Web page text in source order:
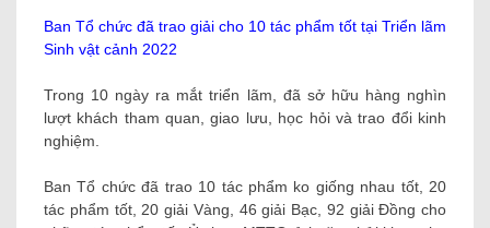
Ban Tổ chức đã trao giải cho 10 tác phẩm tốt tại Triển lãm
Sinh vật cảnh 2022
Trong 10 ngày ra mắt triển lãm, đã sở hữu hàng nghìn
lượt khách tham quan, giao lưu, học hỏi và trao đổi kinh
nghiệm.
Ban Tổ chức đã trao 10 tác phẩm ko giống nhau tốt, 20
tác phẩm tốt, 20 giải Vàng, 46 giải Bạc, 92 giải Đồng cho